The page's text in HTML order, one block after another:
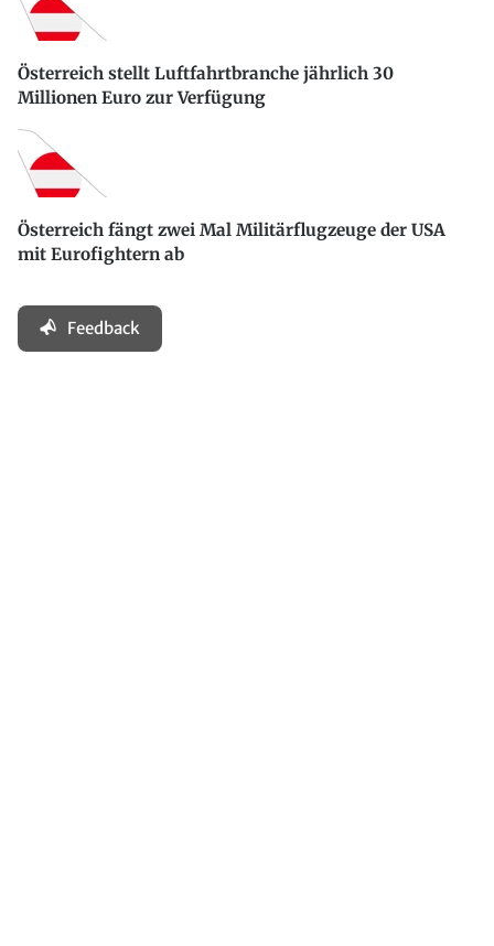
Österreich stellt Luftfahrtbranche jährlich 30
Millionen Euro zur Verfügung
Österreich fängt zwei Mal Militärflugzeuge der USA
mit Eurofightern ab
Feedback